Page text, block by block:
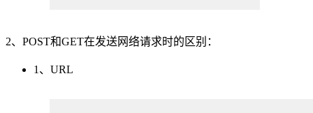
2、POST和GET在发送网络请求时的区别：
1、URL